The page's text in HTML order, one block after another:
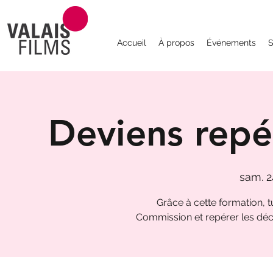
Accueil À propos Événements
Deviens
sam.
Grâce à cette formation,
Commission et repérer les